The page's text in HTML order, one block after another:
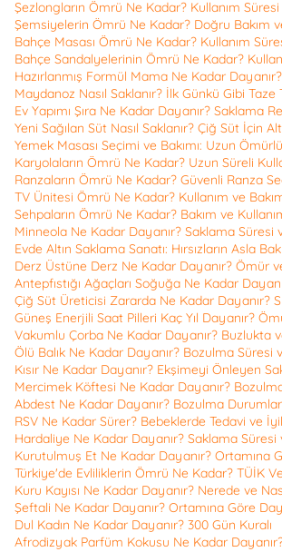
Şezlongların Ömrü Ne Kadar? Kullanım
Şemsiyelerin Ömrü Ne Kadar? Doğru Bakım
Bahçe Masası Ömrü Ne Kadar? Kullanım
Bahçe Sandalyelerinin Ömrü Ne Kadar?
Hazırlanmış Formül Mama Ne Kadar
Maydanoz Nasıl Saklanır? İlk Günkü Gibi Taze
Ev Yapımı Şıra Ne Kadar Dayanır? Saklama
Yeni Sağılan Süt Nasıl Saklanır? Çiğ Süt İçin
Yemek Masası Seçimi ve Bakımı: Uzun Ömürlü
Karyolaların Ömrü Ne Kadar? Uzun Süreli
Ranzaların Ömrü Ne Kadar? Güvenli Ranza
TV Ünitesi Ömrü Ne Kadar? Kullanım ve
Sehpaların Ömrü Ne Kadar? Bakım ve
Minneola Ne Kadar Dayanır? Saklama Süresi
Evde Altın Saklama Sanatı: Hırsızların Asla
Derz Üstüne Derz Ne Kadar Dayanır? Ömür
Antepfıstığı Ağaçları Soğuğa Ne Kadar
Çiğ Süt Üreticisi Zararda Ne Kadar Dayanır?
Güneş Enerjili Saat Pilleri Kaç Yıl Dayanır?
Vakumlu Çorba Ne Kadar Dayanır? Buzlukta
Ölü Balık Ne Kadar Dayanır? Bozulma Süresi
Kısır Ne Kadar Dayanır? Ekşimeyi Önleyen
Mercimek Köftesi Ne Kadar Dayanır?
Abdest Ne Kadar Dayanır? Bozulma
RSV Ne Kadar Sürer? Bebeklerde Tedavi ve
Hardaliye Ne Kadar Dayanır? Saklama Süresi
Kurutulmuş Et Ne Kadar Dayanır? Ortamına
Türkiye'de Evliliklerin Ömrü Ne Kadar? TÜİK
Kuru Kayısı Ne Kadar Dayanır? Nerede ve
Şeftali Ne Kadar Dayanır? Ortamına Göre
Dul Kadın Ne Kadar Dayanır? 300 Gün Kuralı
Afrodizyak Parfüm Kokusu Ne Kadar Dayanır?